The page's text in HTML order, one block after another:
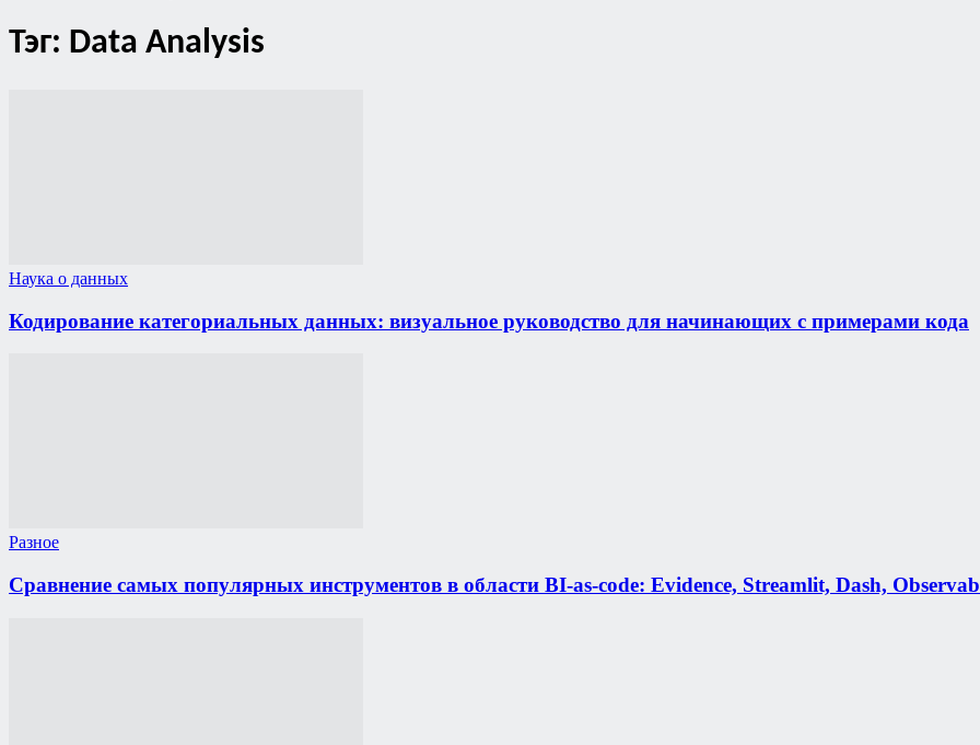
Тэг: Data Analysis
Наука о данных
Кодирование категориальных данных: визуальное руководство для начинающих с примерами кода
Разное
Сравнение самых популярных инструментов в области BI-as-code: Evidence, Streamlit, Dash,